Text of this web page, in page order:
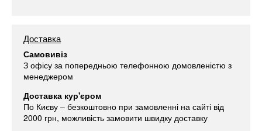
Доставка
Самовивіз
З офісу за попередньою телефонною домовленістю з
менеджером
Доставка кур'єром
По Києву – безкоштовно при замовленні на сайті від
2000 грн, можливість замовити швидку доставку